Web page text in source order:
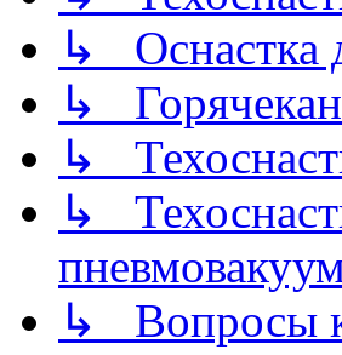
↳ Оснастка
↳
↳
↳
↳ Вопросы